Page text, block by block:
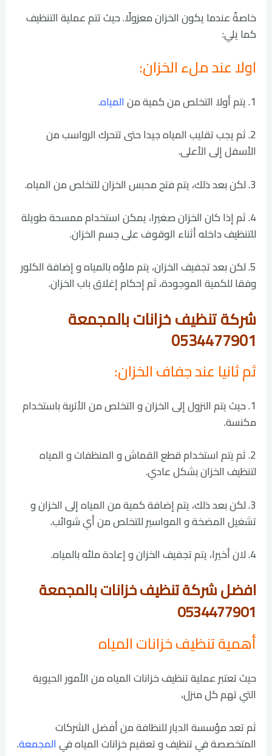
خاصةً عندما يكون الخزان معزولًا. حيث تتم عملية التنظيف
كما يلي:
اولا عند ملء الخزان:
1. يتم أولا التخلص من كمية من المياه.
2. ثم يجب تقليب المياه جيدا حتى تتحرك الرواسب من
الأسفل إلى الأعلى.
3. لكن بعد ذلك، يتم فتح محبس الخزان للتخلص من المياه.
4. ثم إذا كان الخزان صغيرا، يمكن استخدام ممسحة طويلة
للتنظيف داخله أثناء الوقوف على جسم الخزان.
5. لكن بعد تجفيف الخزان، يتم ملؤه بالمياه و إضافة الكلور
وفقا للكمية الموجودة، ثم إحكام إغلاق باب الخزان.
شركة تنظيف خزانات بالمجمعة
0534477901
ثم ثانيا عند جفاف الخزان:
1. حيث يتم النزول إلى الخزان و التخلص من الأتربة باستخدام
مكنسة.
2. ثم يتم استخدام قطع القماش و المنظفات و المياه
لتنظيف الخزان بشكل عادي.
3. لكن بعد ذلك، يتم إضافة كمية من المياه إلى الخزان و
تشغيل المضخة و المواسير للتخلص من أي شوائب.
4. لان أخيرا، يتم تجفيف الخزان و إعادة ملئه بالمياه.
افضل شركة تنظيف خزانات بالمجمعة
0534477901
أهمية تنظيف خزانات المياه
حيث تعتبر عملية تنظيف خزانات المياه من الأمور الحيوية
التي تهم كل منزل،
ثم تعد مؤسسة الديار للنظافة من أفضل الشركات
المتخصصة في تنظيف و تعقيم خزانات المياه فيالمجمعة.